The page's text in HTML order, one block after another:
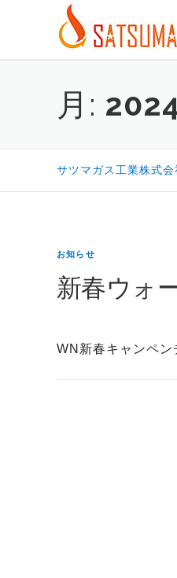
月:
サツマガス工業株式会
お知らせ
新春ウォ
WN新春キャンペン